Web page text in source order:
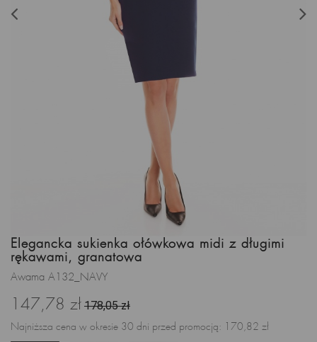
Elegancka sukienka ołówkowa midi z długimi
rękawami, granatowa
Awama A132_NAVY
147,78 zł 178,05 zł
Najniższa cena w okresie 30 dni przed promocją: 170,82 zł